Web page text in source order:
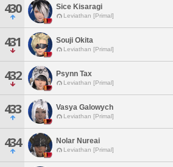
430 Sice Kisaragi
Leviathan [Primal]
431 Souji Okita
Leviathan [Primal]
432 Psynn Tax
Leviathan [Primal]
433 Vasya Galowych
Leviathan [Primal]
434 Nolar Nureai
Leviathan [Primal]